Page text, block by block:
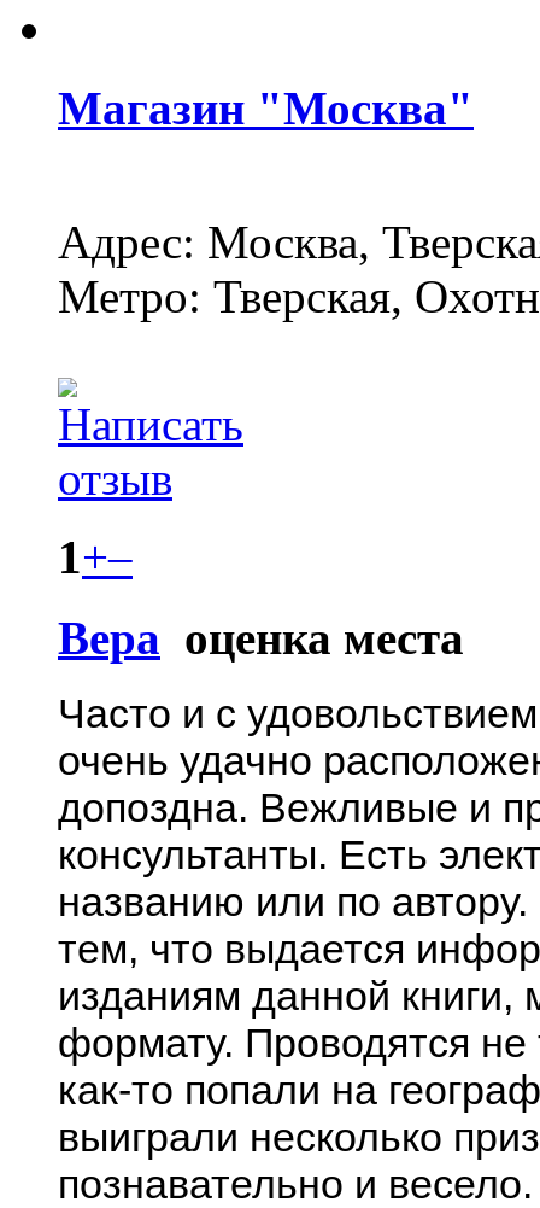
Магазин "Москва"
Адрес: Москва,
Метро: Тверская,
1+–
Вера оценка места
Часто и с
очень удачно
допоздна. Вежливые и
консультанты. Есть
названию или по
тем, что выдается
изданиям данной
формату. Проводятся не
как-то попали на
выиграли несколько
познавательно и весело.